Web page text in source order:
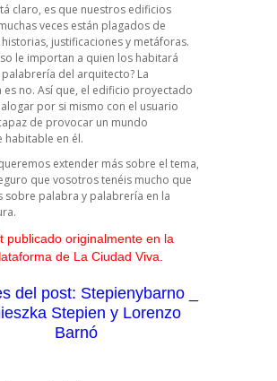
claro, es que nuestros edificios
veces están plagados de
historias, justificaciones y metáforas.
le importan a quien los habitará
del arquitecto? La
es no. Así que, el edificio proyectado
por si mismo con el usuario
de provocar un mundo
habitable en él.
extender más sobre el tema,
que vosotros tenéis mucho que
sobre palabra y palabrería en la
publicado originalmente en la
de La Ciudad Viva.
del post: Stepienybarno_
Stepien y Lorenzo
Barnó